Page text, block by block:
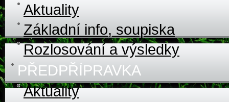
Aktuality
Základní info, soupiska
Rozlosování a výsledky
PŘEDPŘÍPRAVKA
Aktuality